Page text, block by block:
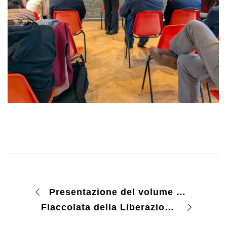
Presentazione del volume “Resistenza” di Filippo Focardi e Santo Peli
Fiaccolata della Liberazione 2026